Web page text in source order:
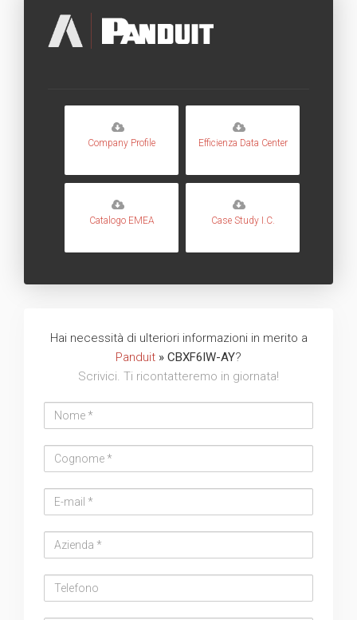
Company Profile Efficienza Data Center
Catalogo EMEA Case Study I.C.
Hai necessità di ulteriori informazioni in merito a
Panduit » CBXF6IW-AY?
Scrivici. Ti ricontatteremo in giornata!
address